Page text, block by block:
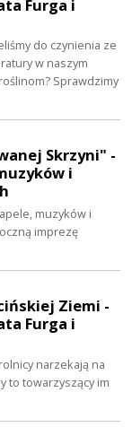
Furga i
do czynienia ze
w naszym
Sprawdzimy
Skrzyni" -
i
muzyków i
imprezę
Ziemi -
Furga i
narzekają na
to towarzyszący im